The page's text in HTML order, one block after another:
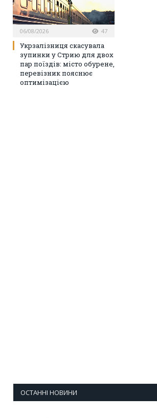
06/08/2026 47
Укрзалізниця скасувала
зупинки у Стрию для двох
пар поїздів: місто обурене,
перевізник пояснює
оптимізацією
ОСТАННІ НОВИНИ